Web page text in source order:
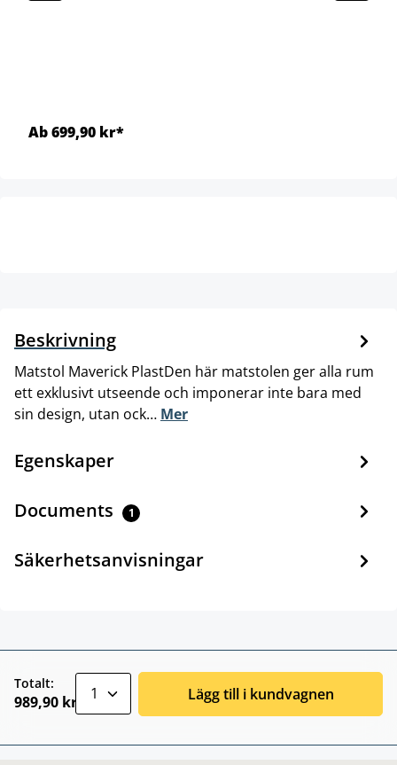
Ab 699,90 kr*
Beskrivning
Matstol Maverick PlastDen här matstolen ger alla rum
ett exklusivt utseende och imponerar inte bara med
sin design, utan ock… Mer
Egenskaper
Documents 1
Säkerhetsanvisningar
Totalt:
989,90 kr Lägg till i kundvagnen